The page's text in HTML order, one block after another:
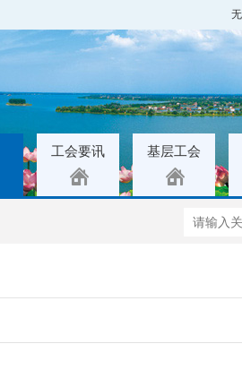
工会要讯 基层工会